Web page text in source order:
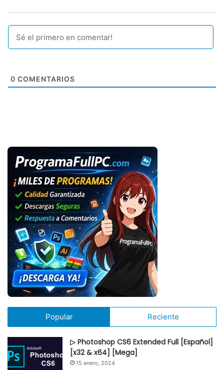
0 COMENTARIOS
Popular Reciente
▷ Photoshop CS6 Extended Full [Español]
[x32 & x64] [Mega]
15 enero, 2024